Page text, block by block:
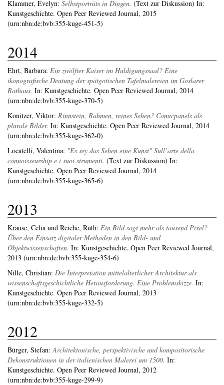
Klammer, Evelyn: Selbstporträts in Dingen. (Text zur Diskussion) In:
Kunstgeschichte. Open Peer Reviewed Journal, 2015
(urn:nbn:de:bvb:355-kuge-451-5)
2014
Ehrt, Barbara: Ein zwölfter Kaiser im Huldigungssaal? Eine
ikonografische Deutung der spätgotischen Tafelmalereien im Goslarer
Rathaus. In: Kunstgeschichte. Open Peer Reviewed Journal, 2014
(urn:nbn:de:bvb:355-kuge-370-5)
Konitzer, Viktor: Rinnstein, Rahmen, reines Sehen? Comicpanels als
plurale Bilder. In: Kunstgeschichte. Open Peer Reviewed Journal, 2014
(urn:nbn:de:bvb:355-kuge-362-0)
Locatelli, Valentina: "Es sey das Sehen eine Kunst" Sull’arte della
connoisseurship e i suoi strumenti. (Text zur Diskussion) In:
Kunstgeschichte. Open Peer Reviewed Journal, 2014
(urn:nbn:de:bvb:355-kuge-365-6)
2013
Krause, Celia und Reiche, Ruth: Ein Bild sagt mehr als tausend Pixel?
Über den Einsatz digitaler Methoden in den Bild- und
Objektwissenschaften. In: Kunstgeschichte. Open Peer Reviewed Journal,
2013 (urn:nbn:de:bvb:355-kuge-354-6)
Nille, Christian: Die Interpretation mittelalterlicher Architektur als
wissenschaftsgeschichtliche Herausforderung. Eine Problemskizze. In:
Kunstgeschichte. Open Peer Reviewed Journal, 2013
(urn:nbn:de:bvb:355-kuge-332-5)
2012
Bürger, Stefan:Architektonische, perspektivische und kompositorische
Dekonstruktionen in der italienischen Malerei um 1500. In:
Kunstgeschichte. Open Peer Reviewed Journal, 2012
(urn:nbn:de:bvb:355-kuge-299-9)